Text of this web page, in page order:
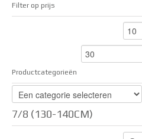
Filter op prijs
Productcategorieën
7/8 (130-140CM)